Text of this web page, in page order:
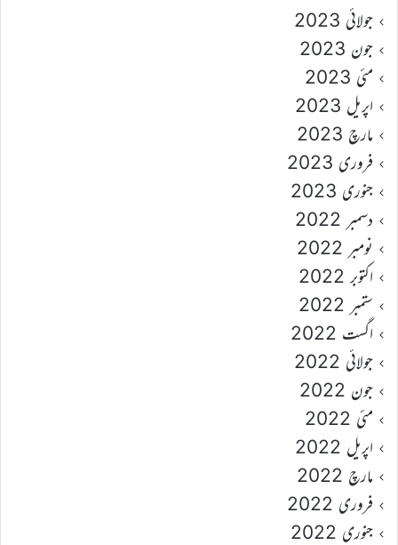
جولائی 2023
جون 2023
مئی 2023
اپریل 2023
مارچ 2023
فروری 2023
جنوری 2023
دسمبر 2022
نومبر 2022
اکتوبر 2022
ستمبر 2022
اگست 2022
جولائی 2022
جون 2022
مئی 2022
اپریل 2022
مارچ 2022
فروری 2022
جنوری 2022